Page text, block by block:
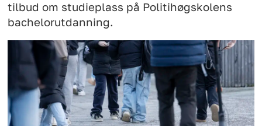
tilbud om studieplass på Politihøgskolens
bachelorutdanning.